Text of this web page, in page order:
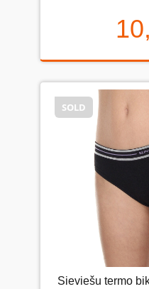
SOLD
Sieviešu termo